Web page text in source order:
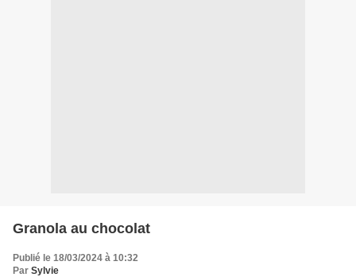
Granola au chocolat
Publié le 18/03/2024 à 10:32
Par Sylvie